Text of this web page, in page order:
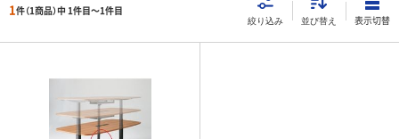
1件（1商品）中 1件目～1件目
絞り込み 並び替え 表示切替